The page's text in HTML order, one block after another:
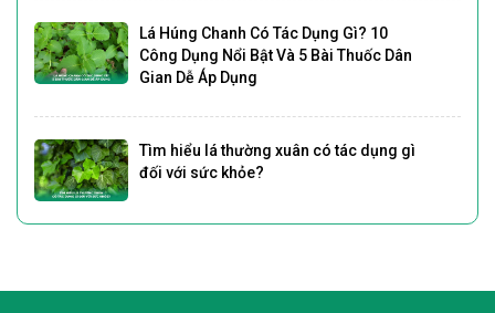
Lá Húng Chanh Có Tác Dụng Gì? 10
Công Dụng Nổi Bật Và 5 Bài Thuốc Dân
Gian Dễ Áp Dụng
Tìm hiểu lá thường xuân có tác dụng gì
đối với sức khỏe?